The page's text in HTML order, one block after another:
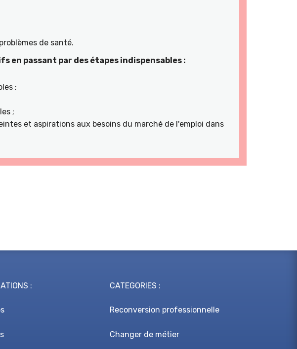
de santé.
en passant par des étapes indispensables :
;
;
et aspirations aux besoins du marché de l'emploi dans
: CATEGORIES :
Reconversion professionnelle
Changer de métier